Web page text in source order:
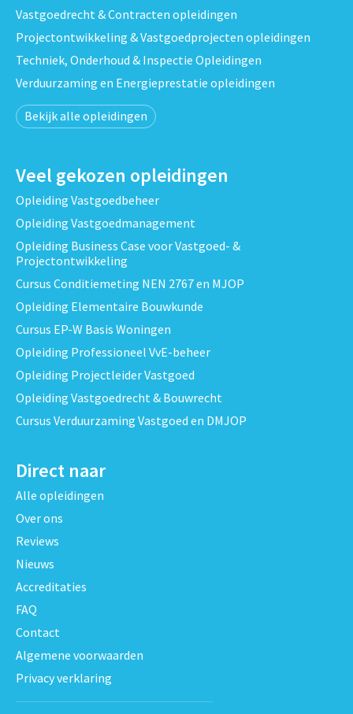
Vastgoedrecht & Contracten opleidingen
Projectontwikkeling & Vastgoedprojecten opleidingen
Techniek, Onderhoud & Inspectie Opleidingen
Verduurzaming en Energieprestatie opleidingen
Bekijk alle opleidingen
Veel gekozen opleidingen
Opleiding Vastgoedbeheer
Opleiding Vastgoedmanagement
Opleiding Business Case voor Vastgoed- &
Projectontwikkeling
Cursus Conditiemeting NEN 2767 en MJOP
Opleiding Elementaire Bouwkunde
Cursus EP-W Basis Woningen
Opleiding Professioneel VvE-beheer
Opleiding Projectleider Vastgoed
Opleiding Vastgoedrecht & Bouwrecht
Cursus Verduurzaming Vastgoed en DMJOP
Direct naar
Alle opleidingen
Over ons
Reviews
Nieuws
Accreditaties
FAQ
Contact
Algemene voorwaarden
Privacy verklaring